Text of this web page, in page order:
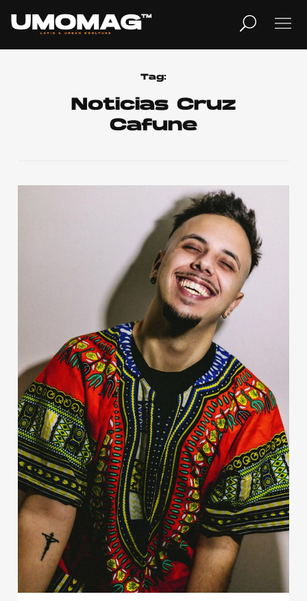
TV
Home
Cover Story
Publicidad
Contacto
Aviso Legal
© 2015-2022 UMOMAG. PROPIEDAD DE UMO agency. TODOS LOS
DERECHOS RESERVADOS.
Tag:
Noticias Cruz
Cafune